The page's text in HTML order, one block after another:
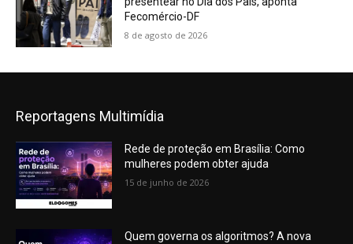
Fecomércio-DF
8 de agosto de 2026
Reportagens Multimídia
Rede de proteção em Brasília: Como
mulheres podem obter ajuda
15 de junho de 2026
Quem governa os algoritmos? A nova